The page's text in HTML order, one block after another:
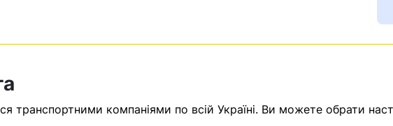
немає товарів.
Оператор зв’яжеться з
транспортними компаніями по всій Україні. Ви можете обрати